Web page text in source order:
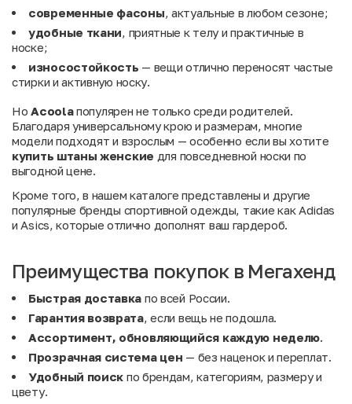
современные фасоны , актуальные в любом сезоне;
удобные ткани , приятные к телу и практичные в
носке;
износостойкость — вещи отлично переносят частые
стирки и активную носку.
Но Acoolaпопулярен не только среди родителей.
Благодаря универсальному крою и размерам, многие
модели подходят и взрослым — особенно если вы хотите
купить штаны женские для повседневной носки по
выгодной цене.
Кроме того, в нашем каталоге представлены и другие
популярные бренды спортивной одежды, такие как Adidas
и Asics , которые отлично дополнят ваш гардероб.
Преимущества покупок в Мегахенд
Быстрая доставка по всей России.
Гарантия возврата, если вещь не подошла.
Ассортимент, обновляющийся каждую неделю
Прозрачная система цен — без наценок и переплат.
Удобный поиск по брендам, категориям, размеру и
цвету.